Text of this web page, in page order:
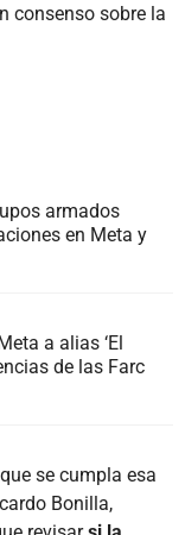
consenso sobre la
armados
en Meta y
a alias ‘El
de las Farc
se cumpla esa
Bonilla,